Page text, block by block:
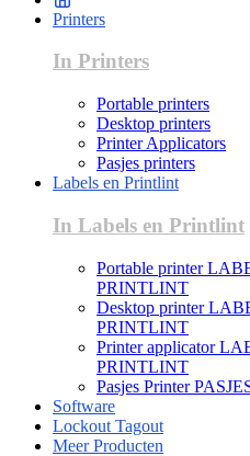
Printers
In Printers
Portable printers
Desktop printers
Printer Applicators
Pasjes printers
Labels en Printlint
In Labels en Printlint
Portable printer
PRINTLINT
Desktop printer
PRINTLINT
Printer applicator
PRINTLINT
Pasjes Printer
Software
Lockout Tagout
Meer Producten